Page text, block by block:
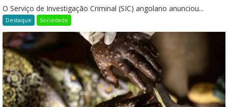
O Serviço de Investigação Criminal (SIC) angolano anunciou...
Destaque Sociedade